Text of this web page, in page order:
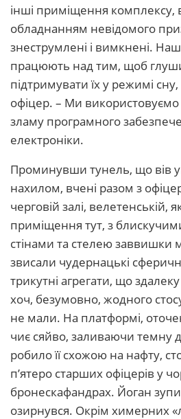
інші приміщення комплексу,
обладнанням невідомого
знеструмлені і вимкнені.
працюють над тим, щоб
підтримувати їх у режимі
офіцер. – Ми
зламу програмного
електроніки.
Проминувши тунель, що вів
нахилом, вчені разом з
черговій залі, велетенській,
приміщення тут, з
стінами та стелею заввишки
звисали чудернацькі
трикутні агрегати, що
хоч, безумовно, жодного
не мали. На платформі,
чиє сяйво, заливаючи темну
робило її схожою на нафту,
п’ятеро старших офіцерів у
бронескафандрах. Йоган
озирнувся. Окрім химерних